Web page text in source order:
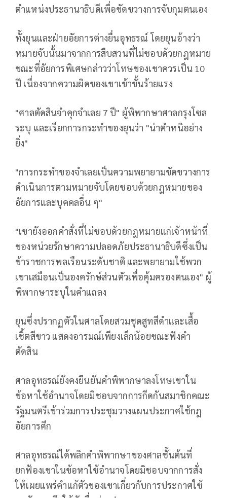
ตำแหน่งประธานาธิบดีเพื่อขัดขวางการจับกุมตนเอง
ทั้งยุนและฝ่ายอัยการต่างยื่นอุทธรณ์ โดยยุนอ้างว่า
หมายจับนั้นมาจากการสืบสวนที่ไม่ชอบด้วยกฎหมาย
ขณะที่อัยการพิเศษกล่าวว่าโทษของเขาควรเป็น 10
ปี เนื่องจากความผิดของเขาเข้าขั้นร้ายแรง
"ศาลตัดสินจำคุกจำเลย 7 ปี" ผู้พิพากษาศาลกรุงโซล
ระบุ และเรียกการกระทำของยุนว่า "น่าตำหนิอย่าง
ยิ่ง"
"การกระทำของจำเลยเป็นความพยายามขัดขวางการ
ดำเนินการตามหมายจับโดยชอบด้วยกฎหมายของ
อัยการและบุคคลอื่น ๆ"
"เขายังออกคำสั่งที่ไม่ชอบด้วยกฎหมายแก่เจ้าหน้าที่
ของหน่วยรักษาความปลอดภัยประธานาธิบดีซึ่งเป็น
ข้าราชการพลเรือนระดับชาติ และพยายามใช้พวก
เขาเสมือนเป็นองครักษ์ส่วนตัวเพื่อคุ้มครองตนเอง" ผู้
พิพากษาระบุในคำแถลง
ยุนซึ่งปรากฏตัวในศาลโดยสวมชุดสูทสีดำและเสื้อ
เชิ้ตสีขาว แสดงอารมณ์เพียงเล็กน้อยขณะฟังคำ
ตัดสิน
ศาลอุทธรณ์ยังคงยืนยันคำพิพากษาลงโทษเขาใน
ข้อหาใช้อำนาจโดยมิชอบจากการกีดกันสมาชิกคณะ
รัฐมนตรีเข้าร่วมการประชุมวางแผนประกาศใช้กฎ
อัยการศึก
ศาลอุทธรณ์ได้พลิกคำพิพากษาของศาลชั้นต้นที่
ยกฟ้องเขาในข้อหาใช้อำนาจโดยมิชอบจากการสั่ง
ให้เผยแพร่คำแก้ตัวของเขาเกี่ยวกับการประกาศใช้